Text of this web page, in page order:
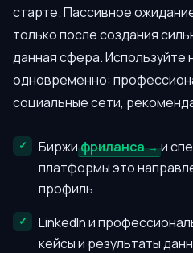
старте. Пассивное
только после создания
данная сфера. Используйте
одновременно:
социальные сети,
Биржифриланса
и
платформы это
профиль
LinkedIn и
кейсы и результаты